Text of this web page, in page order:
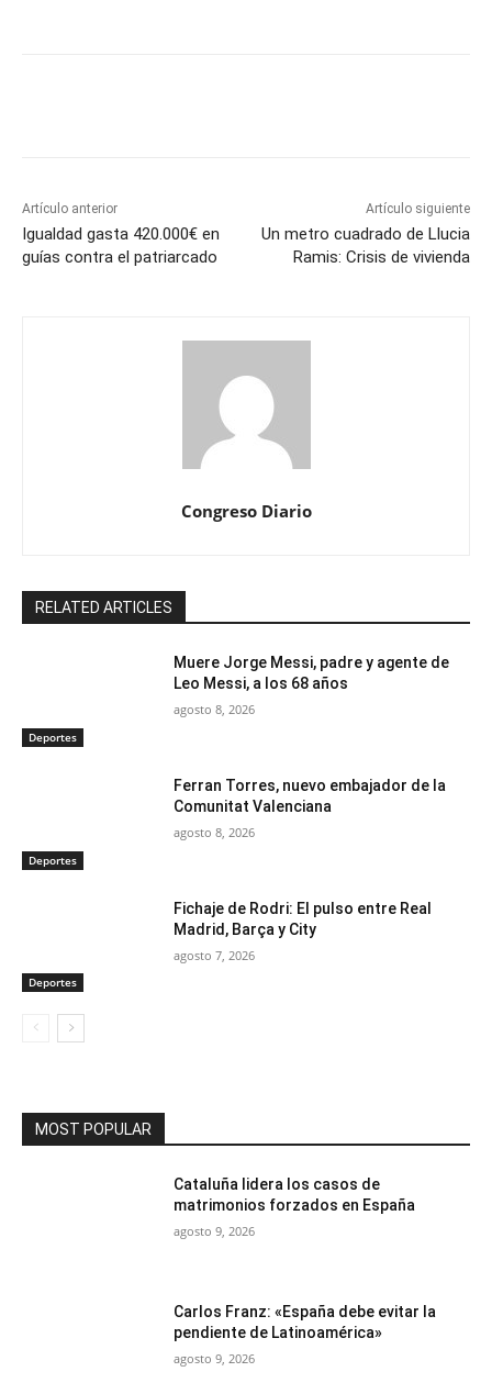
Artículo anterior
Igualdad gasta 420.000€ en
guías contra el patriarcado
Artículo siguiente
Un metro cuadrado de Llucia
Ramis: Crisis de vivienda
Congreso Diario
RELATED ARTICLES
Deportes
Muere Jorge Messi, padre y agente de
Leo Messi, a los 68 años
agosto 8, 2026
Deportes
Ferran Torres, nuevo embajador de la
Comunitat Valenciana
agosto 8, 2026
Deportes
Fichaje de Rodri: El pulso entre Real
Madrid, Barça y City
agosto 7, 2026
MOST POPULAR
Cataluña lidera los casos de
matrimonios forzados en España
agosto 9, 2026
Carlos Franz: «España debe evitar la
pendiente de Latinoamérica»
agosto 9, 2026